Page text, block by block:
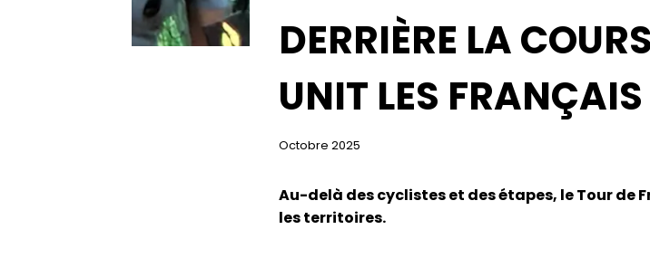
DERRIÈRE LA
UNIT LES FRANÇAIS
Octobre 2025
Au-delà des cyclistes et des étapes, le Tour de
les territoires.